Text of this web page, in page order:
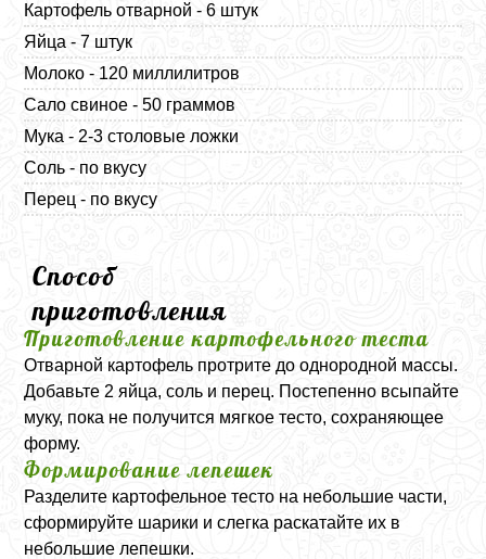
Картофель отварной - 6 штук
Яйца - 7 штук
Молоко - 120 миллилитров
Сало свиное - 50 граммов
Мука - 2-3 столовые ложки
Соль - по вкусу
Перец - по вкусу
Способ
приготовления
Приготовление картофельного теста
Отварной картофель протрите до однородной массы.
Добавьте 2 яйца, соль и перец. Постепенно всыпайте
муку, пока не получится мягкое тесто, сохраняющее
форму.
Формирование лепешек
Разделите картофельное тесто на небольшие части,
сформируйте шарики и слегка раскатайте их в
небольшие лепешки.